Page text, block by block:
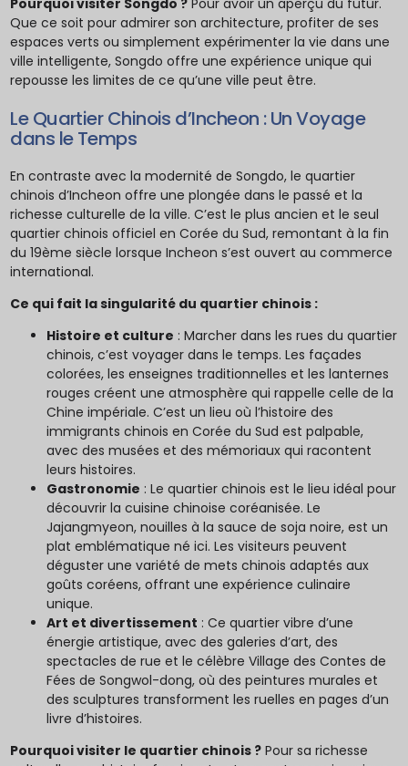
Que ce soit pour admirer son architecture, profiter de ses
espaces verts ou simplement expérimenter la vie dans une
ville intelligente, Songdo offre une expérience unique qui
repousse les limites de ce qu’une ville peut être.
Le Quartier Chinois d’Incheon : Un Voyage
dans le Temps
En contraste avec la modernité de Songdo, le quartier
chinois d’Incheon offre une plongée dans le passé et la
richesse culturelle de la ville. C’est le plus ancien et le seul
quartier chinois officiel en Corée du Sud, remontant à la fin
du 19ème siècle lorsque Incheon s’est ouvert au commerce
international.
Ce qui fait la singularité du quartier chinois :
Histoire et culture : Marcher dans les rues du quartier
chinois, c’est voyager dans le temps. Les façades
colorées, les enseignes traditionnelles et les lanternes
rouges créent une atmosphère qui rappelle celle de la
Chine impériale. C’est un lieu où l’histoire des
immigrants chinois en Corée du Sud est palpable,
avec des musées et des mémoriaux qui racontent
leurs histoires.
Gastronomie : Le quartier chinois est le lieu idéal pour
découvrir la cuisine chinoise coréanisée. Le
Jajangmyeon, nouilles à la sauce de soja noire, est un
plat emblématique né ici. Les visiteurs peuvent
déguster une variété de mets chinois adaptés aux
goûts coréens, offrant une expérience culinaire
unique.
Art et divertissement : Ce quartier vibre d’une
énergie artistique, avec des galeries d’art, des
spectacles de rue et le célèbre Village des Contes de
Fées de Songwol-dong, où des peintures murales et
des sculptures transforment les ruelles en pages d’un
livre d’histoires.
Pourquoi visiter le quartier chinois ? Pour sa richesse